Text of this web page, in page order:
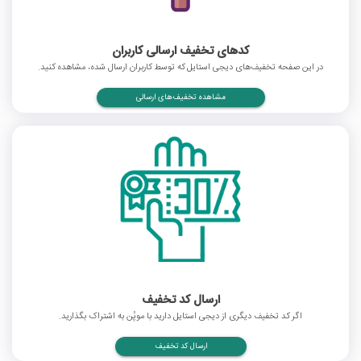
کدهای تخفیف ارسالی کاربران
در این صفحه تخفیف‌های دیجی استایل که توسط کاربران ارسال شده، مشاهده کنید.
مشاهده تخفیف‌های ارسالی
ارسال کد تخفیف
اگر کد تخفیف دیگری از دیجی استایل دارید با موپُن به اشتراک بگذارید.
ارسال کد تخفیف